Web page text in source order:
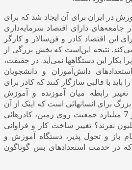
در ایران برای آن ایجاد شد که برای
جامعه‌های دارای اقتصاد سرمایه‌داری
این اقتصاد کادر و فن‌سالار و کارگر
نتیجه این‌است که بخش بزرگی از
بکار این دستگاهها نمی‌آید. در حقیقت،
دانش‌آموزان و دانشجویان
باید با قالبی سازگار کنند که کادر برای
تغییر رابطه میان آموزنده و آموزش
برای انسانهائی است که اینک از آن
محرومند. در حال‌حاضر، از 7 میلیارد جمعیت روی زمین، کادرهائی
نفرند؟ تغییر ساخت کار و فراوانی
باز و تحول پذیر، دستگاه آموزش و
در خدمت استعدادهای بس گوناگون